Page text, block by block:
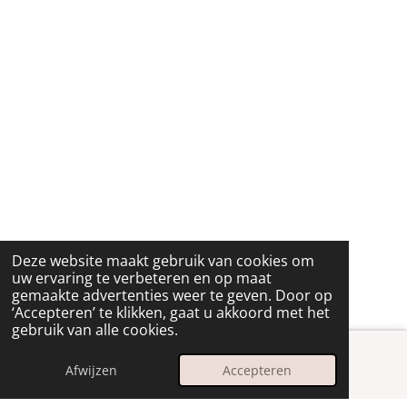
Deze website maakt gebruik van cookies om
uw ervaring te verbeteren en op maat
gemaakte advertenties weer te geven. Door op
‘Accepteren’ te klikken, gaat u akkoord met het
gebruik van alle cookies.
Afwijzen Accepteren
E-mailadres Instagram